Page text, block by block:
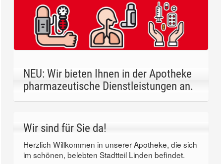
NEU: Wir bieten Ihnen in der Apotheke
pharmazeutische Dienstleistungen an.
Wir sind für Sie da!
Herzlich Willkommen in unserer Apotheke, die sich
im schönen, belebten Stadtteil Linden befindet.